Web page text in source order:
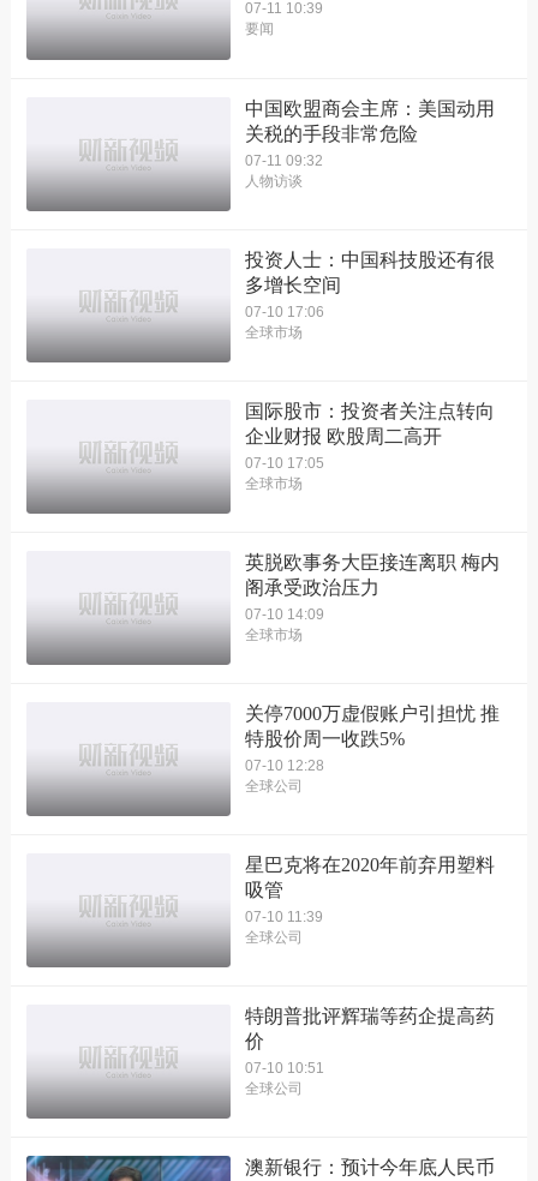
07-11 10:39
要闻
中国欧盟商会主席：美国动用
关税的手段非常危险
07-11 09:32
人物访谈
投资人士：中国科技股还有很
多增长空间
07-10 17:06
全球市场
国际股市：投资者关注点转向
企业财报 欧股周二高开
07-10 17:05
全球市场
英脱欧事务大臣接连离职 梅内
阁承受政治压力
07-10 14:09
全球市场
关停7000万虚假账户引担忧 推
特股价周一收跌5%
07-10 12:28
全球公司
星巴克将在2020年前弃用塑料
吸管
07-10 11:39
全球公司
特朗普批评辉瑞等药企提高药
价
07-10 10:51
全球公司
澳新银行：预计今年底人民币